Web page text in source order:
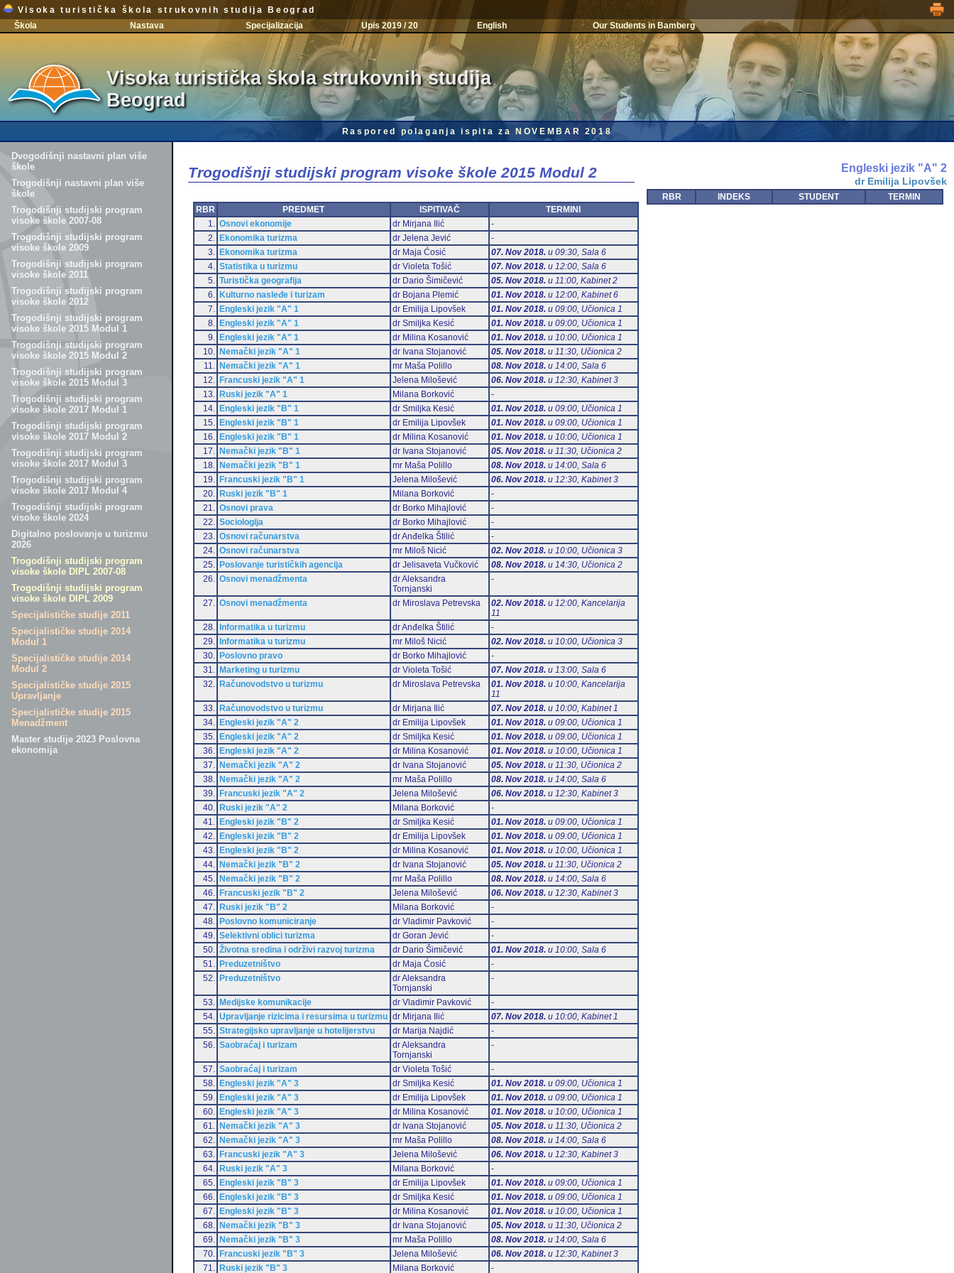
Visoka turistička škola strukovnih studija Beograd
Škola
Nastava Specijalizacija Upis 2019 / 20 English Our Students in Bamberg
Visoka turistička škola strukovnih studija
Beograd
Raspored polaganja ispita za NOVEMBAR 2018
Dvogodišnji nastavni plan više
škole
Trogodišnji nastavni plan više
škole
Trogodišnji studijski program
visoke škole 2007-08
Trogodišnji studijski program
visoke škole 2009
Trogodišnji studijski program
visoke škole 2011
Trogodišnji studijski program
visoke škole 2012
Trogodišnji studijski program
visoke škole 2015 Modul 1
Trogodišnji studijski program
visoke škole 2015 Modul 2
Trogodišnji studijski program
visoke škole 2015 Modul 3
Trogodišnji studijski program
visoke škole 2017 Modul 1
Trogodišnji studijski program
visoke škole 2017 Modul 2
Trogodišnji studijski program
visoke škole 2017 Modul 3
Trogodišnji studijski program
visoke škole 2017 Modul 4
Trogodišnji studijski program
visoke škole 2024
Digitalno poslovanje u turizmu
2026
Trogodišnji studijski program
visoke škole DIPL 2007-08
Trogodišnji studijski program
visoke škole DIPL 2009
Specijalističke studije 2011
Specijalističke studije 2014
Modul 1
Specijalističke studije 2014
Modul 2
Specijalističke studije 2015
Upravljanje
Specijalističke studije 2015
Menadžment
Master studije 2023 Poslovna
ekonomija
Trogodišnji studijski program visoke škole 2015 Modul 2
RBR PREDMET ISPITIVAČ
TERMINI
1.
Osnovi ekonomije dr Mirjana Ilić
-
2.
Ekonomika turizma dr Jelena Jević
-
3.
Ekonomika turizma dr Maja Ćosić 07. Nov 2018.u 09:30, Sala 6
4.
Statistika u turizmu dr Violeta Tošić 07. Nov 2018.u 12:00, Sala 6
5.
Turistička geografija dr Dario Šimičević 05. Nov 2018.u 11:00, Kabinet 2
6.
Kulturno nasleđe i turizam dr Bojana Plemić 01. Nov 2018.u 12:00, Kabinet 6
7.
Engleski jezik "A" 1 dr Emilija Lipovšek 01. Nov 2018.u 09:00, Učionica 1
8.
Engleski jezik "A" 1 dr Smiljka Kesić 01. Nov 2018.u 09:00, Učionica 1
9.
Engleski jezik "A" 1 dr Milina Kosanović 01. Nov 2018.u 10:00, Učionica 1
10.
Nemački jezik "A" 1 dr Ivana Stojanović 05. Nov 2018.u 11:30, Učionica 2
11.
Nemački jezik "A" 1 mr Maša Polillo 08. Nov 2018.u 14:00, Sala 6
12.
Francuski jezik "A" 1 Jelena Milošević 06. Nov 2018.u 12:30, Kabinet 3
13.
Ruski jezik "A" 1 Milana Borković
-
14.
Engleski jezik "B" 1 dr Smiljka Kesić 01. Nov 2018.u 09:00, Učionica 1
15.
Engleski jezik "B" 1 dr Emilija Lipovšek 01. Nov 2018.u 09:00, Učionica 1
16.
Engleski jezik "B" 1 dr Milina Kosanović 01. Nov 2018.u 10:00, Učionica 1
17.
Nemački jezik "B" 1 dr Ivana Stojanović 05. Nov 2018.u 11:30, Učionica 2
18.
Nemački jezik "B" 1 mr Maša Polillo 08. Nov 2018.u 14:00, Sala 6
19.
Francuski jezik "B" 1 Jelena Milošević 06. Nov 2018.u 12:30, Kabinet 3
20.
Ruski jezik "B" 1 Milana Borković
-
21.
Osnovi prava dr Borko Mihajlović
-
22.
Sociologija dr Borko Mihajlović
-
23.
Osnovi računarstva dr Anđelka Štilić
-
24.
Osnovi računarstva mr Miloš Nicić 02. Nov 2018.u 10:00, Učionica 3
25.
Poslovanje turističkih agencija dr Jelisaveta Vučković 08. Nov 2018.u 14:30, Učionica 2
26.
Osnovi menadžmenta
dr Aleksandra
Tornjanski
-
27. Osnovi menadžmenta dr Miroslava Petrevska 02. Nov 2018.u 12:00, Kancelarija
11
28.
Informatika u turizmu dr Anđelka Štilić
-
29.
Informatika u turizmu mr Miloš Nicić 02. Nov 2018.u 10:00, Učionica 3
30.
Poslovno pravo dr Borko Mihajlović
-
31.
Marketing u turizmu dr Violeta Tošić 07. Nov 2018.u 13:00, Sala 6
32.
Računovodstvo u turizmu dr Miroslava Petrevska 01. Nov 2018.u 10:00, Kancelarija
11
33.
Računovodstvo u turizmu dr Mirjana Ilić 07. Nov 2018.u 10:00, Kabinet 1
34.
Engleski jezik "A" 2 dr Emilija Lipovšek 01. Nov 2018.u 09:00, Učionica 1
35.
Engleski jezik "A" 2 dr Smiljka Kesić 01. Nov 2018.u 09:00, Učionica 1
36.
Engleski jezik "A" 2 dr Milina Kosanović 01. Nov 2018.u 10:00, Učionica 1
37.
Nemački jezik "A" 2 dr Ivana Stojanović 05. Nov 2018.u 11:30, Učionica 2
38.
Nemački jezik "A" 2 mr Maša Polillo 08. Nov 2018.u 14:00, Sala 6
39.
Francuski jezik "A" 2 Jelena Milošević 06. Nov 2018.u 12:30, Kabinet 3
40.
Ruski jezik "A" 2 Milana Borković
-
41.
Engleski jezik "B" 2 dr Smiljka Kesić 01. Nov 2018.u 09:00, Učionica 1
42.
Engleski jezik "B" 2 dr Emilija Lipovšek 01. Nov 2018.u 09:00, Učionica 1
43.
Engleski jezik "B" 2 dr Milina Kosanović 01. Nov 2018.u 10:00, Učionica 1
44.
Nemački jezik "B" 2 dr Ivana Stojanović 05. Nov 2018.u 11:30, Učionica 2
45.
Nemački jezik "B" 2 mr Maša Polillo 08. Nov 2018.u 14:00, Sala 6
46.
Francuski jezik "B" 2 Jelena Milošević 06. Nov 2018.u 12:30, Kabinet 3
47.
Ruski jezik "B" 2 Milana Borković
-
48.
Poslovno komuniciranje dr Vladimir Pavković
-
49.
Selektivni oblici turizma dr Goran Jević
-
50.
Životna sredina i održivi razvoj turizma dr Dario Šimičević 01. Nov 2018.u 10:00, Sala 6
51.
Preduzetništvo dr Maja Ćosić
-
52.
Preduzetništvo
dr Aleksandra
Tornjanski
-
53. Medijske komunikacije dr Vladimir Pavković
-
54.
Upravljanje rizicima i resursima u turizmu dr Mirjana Ilić 07. Nov 2018.u 10:00, Kabinet 1
55.
Strategijsko upravljanje u hotelijerstvu dr Marija Najdić
-
56.
Saobraćaj i turizam
dr Aleksandra
Tornjanski
-
57. Saobraćaj i turizam dr Violeta Tošić
-
58.
Engleski jezik "A" 3 dr Smiljka Kesić 01. Nov 2018.u 09:00, Učionica 1
59.
Engleski jezik "A" 3 dr Emilija Lipovšek 01. Nov 2018.u 09:00, Učionica 1
60.
Engleski jezik "A" 3 dr Milina Kosanović 01. Nov 2018.u 10:00, Učionica 1
61.
Nemački jezik "A" 3 dr Ivana Stojanović 05. Nov 2018.u 11:30, Učionica 2
62.
Nemački jezik "A" 3 mr Maša Polillo 08. Nov 2018.u 14:00, Sala 6
63.
Francuski jezik "A" 3 Jelena Milošević 06. Nov 2018.u 12:30, Kabinet 3
64.
Ruski jezik "A" 3 Milana Borković
-
65.
Engleski jezik "B" 3 dr Emilija Lipovšek 01. Nov 2018.u 09:00, Učionica 1
66.
Engleski jezik "B" 3 dr Smiljka Kesić 01. Nov 2018.u 09:00, Učionica 1
67.
Engleski jezik "B" 3 dr Milina Kosanović 01. Nov 2018.u 10:00, Učionica 1
68.
Nemački jezik "B" 3 dr Ivana Stojanović 05. Nov 2018.u 11:30, Učionica 2
69.
Nemački jezik "B" 3 mr Maša Polillo 08. Nov 2018.u 14:00, Sala 6
70.
Francuski jezik "B" 3 Jelena Milošević 06. Nov 2018.u 12:30, Kabinet 3
71.
Ruski jezik "B" 3 Milana Borković -
Engleski jezik "A" 2
dr Emilija Lipovšek
RBR INDEKS STUDENT TERMIN